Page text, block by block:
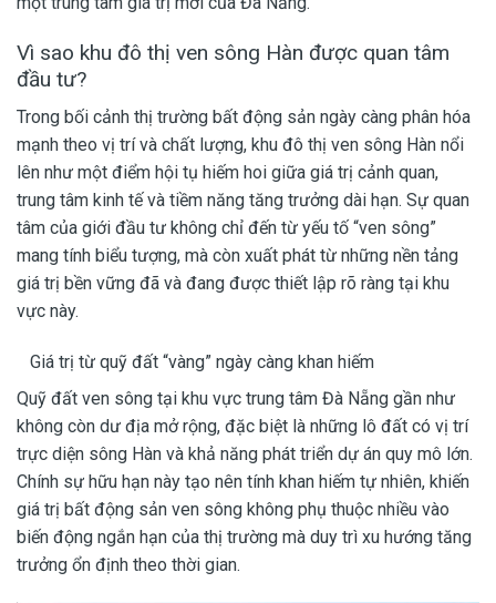
Vì sao khu đô thị ven sông Hàn được quan tâm
đầu tư?
Trong bối cảnh thị trường bất động sản ngày càng phân hóa
mạnh theo vị trí và chất lượng, khu đô thị ven sông Hàn nổi
lên như một điểm hội tụ hiếm hoi giữa giá trị cảnh quan,
trung tâm kinh tế và tiềm năng tăng trưởng dài hạn. Sự quan
tâm của giới đầu tư không chỉ đến từ yếu tố “ven sông”
mang tính biểu tượng, mà còn xuất phát từ những nền tảng
giá trị bền vững đã và đang được thiết lập rõ ràng tại khu
vực này.
Giá trị từ quỹ đất “vàng” ngày càng khan hiếm
Quỹ đất ven sông tại khu vực trung tâm Đà Nẵng gần như
không còn dư địa mở rộng, đặc biệt là những lô đất có vị trí
trực diện sông Hàn và khả năng phát triển dự án quy mô lớn.
Chính sự hữu hạn này tạo nên tính khan hiếm tự nhiên, khiến
giá trị bất động sản ven sông không phụ thuộc nhiều vào
biến động ngắn hạn của thị trường mà duy trì xu hướng tăng
trưởng ổn định theo thời gian.